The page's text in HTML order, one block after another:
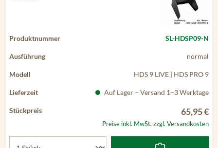
SL-HDSP09-N
normal
HDS 9 LIVE | HDS PRO 9
Auf Lager – Versand 1–3 Werktage
65,95 €
Preise inkl. MwSt. zzgl. Versandkosten